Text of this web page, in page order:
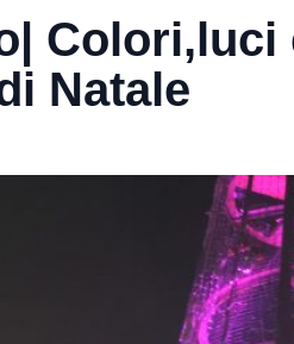
Colori,luci
Natale